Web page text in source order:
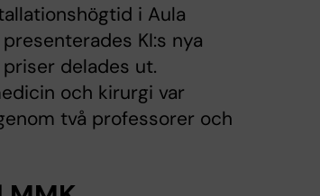
i Aula
KI:s nya
delades ut.
och kirurgi var
två professorer och